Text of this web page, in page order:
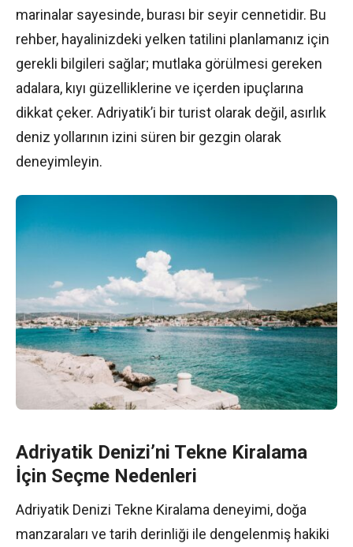
marinalar sayesinde, burası bir seyir cennetidir. Bu
rehber, hayalinizdeki yelken tatilini planlamanız için
gerekli bilgileri sağlar; mutlaka görülmesi gereken
adalara, kıyı güzelliklerine ve içerden ipuçlarına
dikkat çeker. Adriyatik’i bir turist olarak değil, asırlık
deniz yollarının izini süren bir gezgin olarak
deneyimleyin.
Adriyatik Denizi’ni Tekne Kiralama
İçin Seçme Nedenleri
Adriyatik Denizi Tekne Kiralama deneyimi, doğa
manzaraları ve tarih derinliği ile dengelenmiş hakiki